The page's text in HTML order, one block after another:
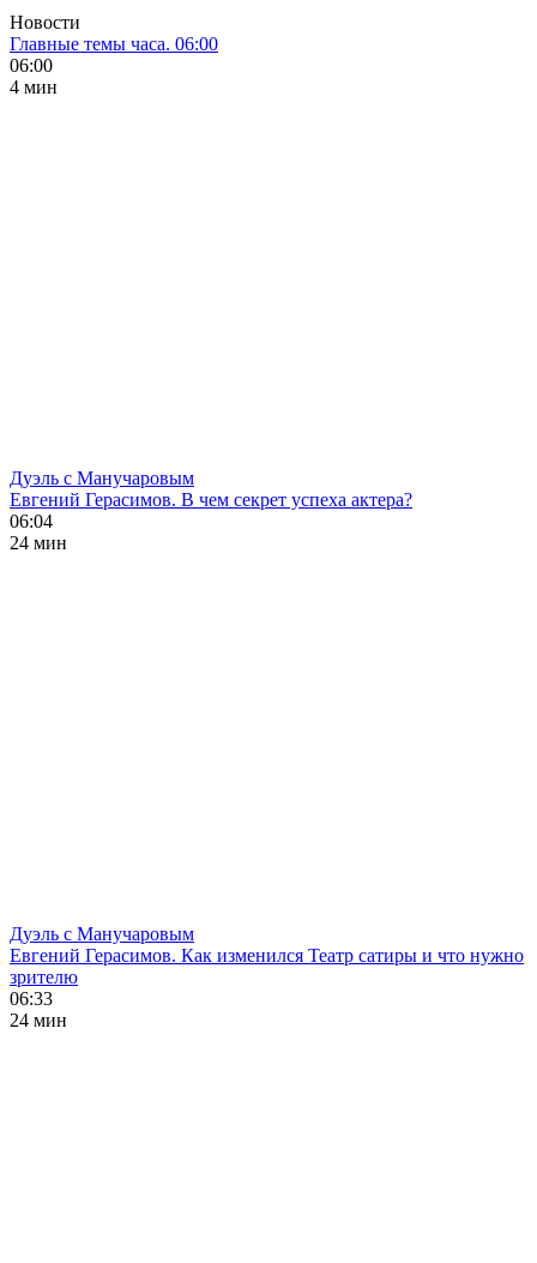
Новости
Главные темы часа. 06:00
06:00
4 мин
Дуэль с Манучаровым
Евгений Герасимов. В чем секрет успеха актера?
06:04
24 мин
Дуэль с Манучаровым
Евгений Герасимов. Как изменился Театр сатиры и что нужно
зрителю
06:33
24 мин